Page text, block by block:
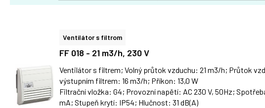
Ventilátor s filtrom
FF 018 - 21 m3/h, 230 V
Ventilátor s filtrem; Volný průtok vzduchu: 21 m3/h; Průtok
výstupním filtrem: 16 m3/h; Příkon: 13,0 W
Filtrační vložka: G4; Provozní napětí: AC 230 V, 50Hz;
mA; Stupeň krytí: IP54; Hlučnost: 31 dB(A)